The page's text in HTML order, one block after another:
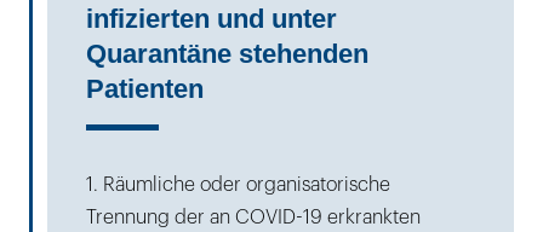
infizierten und unter
Quarantäne stehenden
Patienten
1. Räumliche oder organisatorische
Trennung der an COVID-19 erkrankten